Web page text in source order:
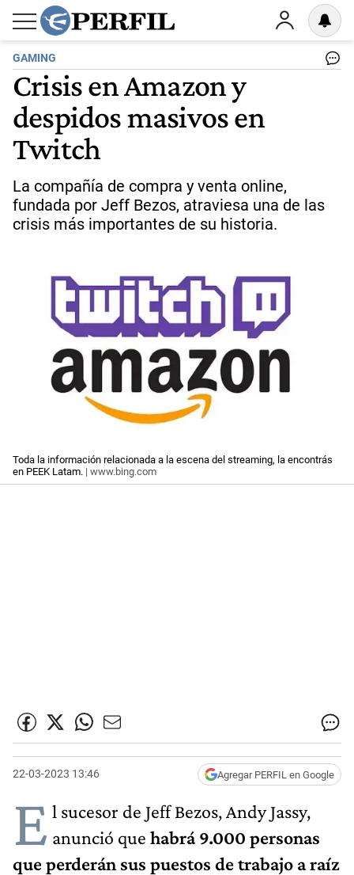
GAMING
Crisis en Amazon y
despidos masivos en
Twitch
La compañía de compra y venta online,
fundada por Jeff Bezos, atraviesa una de las
crisis más importantes de su historia.
Toda la información relacionada a la escena del streaming, la encontrás
en PEEK Latam. | www.bing.com
22-03-2023 13:46 Agregar PERFIL en Google
E l sucesor de Jeff Bezos, Andy Jassy,
anunció que habrá 9.000 personas
que perderán sus puestos de trabajo a raíz